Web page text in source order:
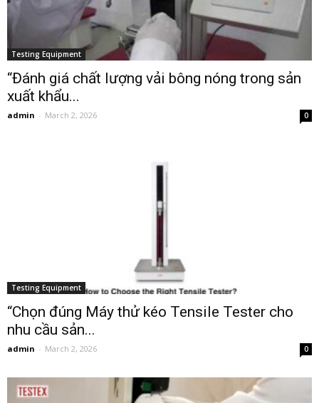
Testing Equipment
“Đánh giá chất lượng vải bông nóng trong sản
xuất khẩu...
admin - March 2, 2026 0
Testing Equipment
“Chọn đúng Máy thử kéo Tensile Tester cho
nhu cầu sản...
admin - March 2, 2026 0